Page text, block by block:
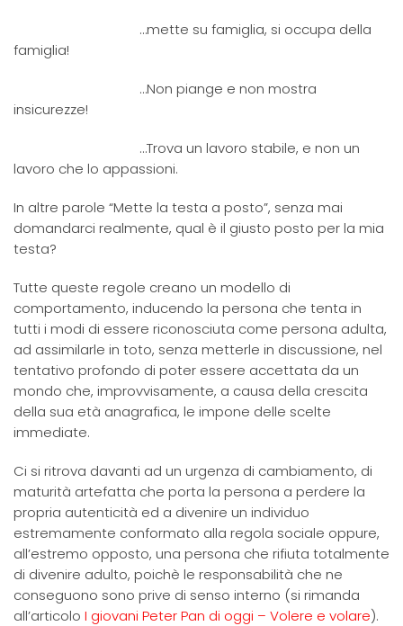
…mette su famiglia, si occupa della
famiglia!
…Non piange e non mostra
insicurezze!
…Trova un lavoro stabile, e non un
lavoro che lo appassioni.
In altre parole “Mette la testa a posto”, senza mai
domandarci realmente, qual è il giusto posto per la mia
testa?
Tutte queste regole creano un modello di
comportamento, inducendo la persona che tenta in
tutti i modi di essere riconosciuta come persona adulta,
ad assimilarle in toto, senza metterle in discussione, nel
tentativo profondo di poter essere accettata da un
mondo che, improvvisamente, a causa della crescita
della sua età anagrafica, le impone delle scelte
immediate.
Ci si ritrova davanti ad un urgenza di cambiamento, di
maturità artefatta che porta la persona a perdere la
propria autenticità ed a divenire un individuo
estremamente conformato alla regola sociale oppure,
all’estremo opposto, una persona che rifiuta totalmente
di divenire adulto, poichè le responsabilità che ne
conseguono sono prive di senso interno (si rimanda
all’articolo I giovani Peter Pan di oggi – Volere e volare).